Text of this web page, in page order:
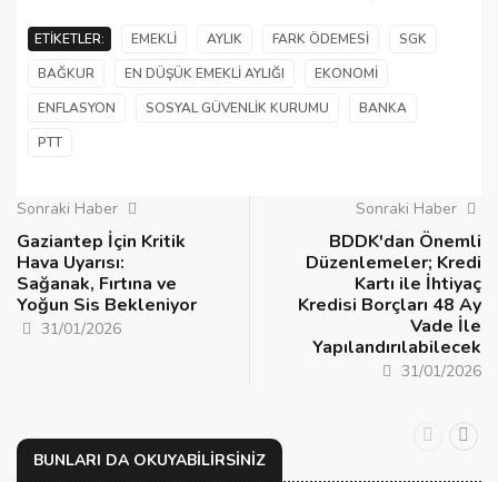
ETIKETLER: EMEKLI AYLIK FARK ÖDEMESI
SGK
BAĞKUR
EN DÜŞÜK EMEKLI AYLIĞI
EKONOMI
ENFLASYON
SOSYAL GÜVENLIK KURUMU
BANKA
PTT
Sonraki Haber
Gaziantep İçin Kritik
Hava Uyarısı:
Sağanak, Fırtına ve
Yoğun Sis Bekleniyor
31/01/2026
Sonraki Haber
BDDK'dan Önemli
Düzenlemeler; Kredi
Kartı ile İhtiyaç
Kredisi Borçları 48 Ay
Vade İle
Yapılandırılabilecek
31/01/2026
BUNLARI DA OKUYABILIRSINIZ